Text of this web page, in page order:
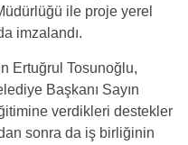
ile proje yerel
imzalandı.
Ertuğrul Tosunoğlu,
Başkanı Sayın
verdikleri destekler
sonra da iş birliğinin